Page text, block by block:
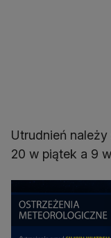
Utrudnień
20 w piątek a 9